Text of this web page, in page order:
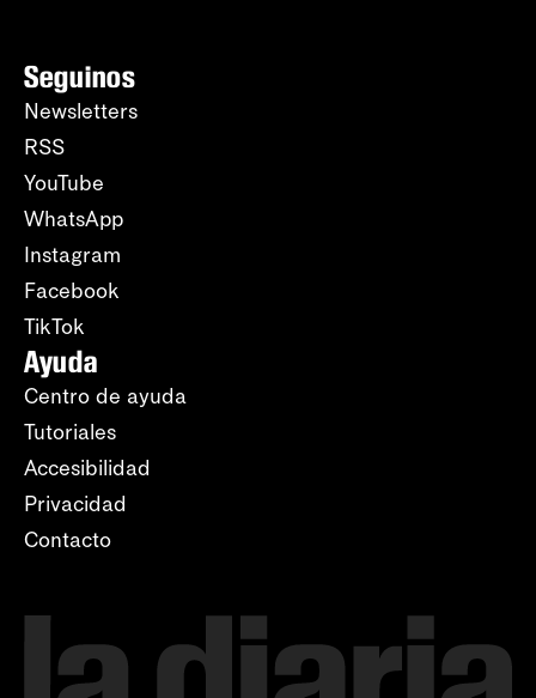
Seguinos
Newsletters
RSS
YouTube
WhatsApp
Instagram
Facebook
TikTok
Ayuda
Centro de ayuda
Tutoriales
Accesibilidad
Privacidad
Contacto